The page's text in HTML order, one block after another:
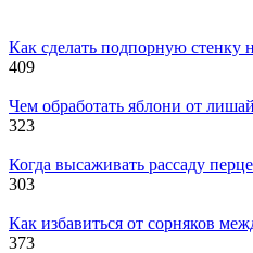
Как сделать подпорную стенку
409
Чем обработать яблони от
323
Когда высаживать рассаду
303
Как избавиться от сорняков
373